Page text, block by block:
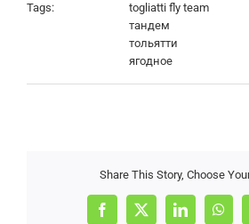
Tags:
togliatti fly team
тандем
тольятти
ягодное
Share This Story, Choose
Facebook
X LinkedIn